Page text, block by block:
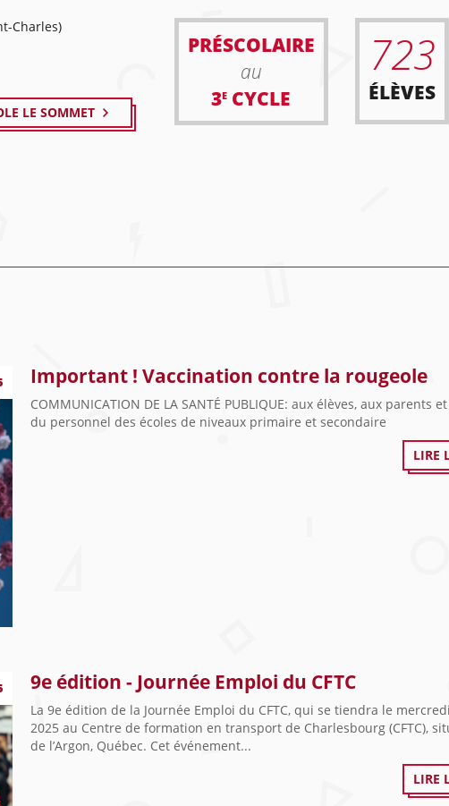
Charles)
LE SOMMET
723
ÉLÈVES
PRÉSCOLAIRE
au
3E CYCLE
Important ! Vaccination contre la rougeole
COMMUNICATION DE LA SANTÉ PUBLIQUE: aux élèves, aux parents
du personnel des écoles de niveaux primaire et secondaire
LIRE
9e édition - Journée Emploi du CFTC
La 9e édition de la Journée Emploi du CFTC, qui se tiendra le
2025 au Centre de formation en transport de Charlesbourg (CFTC),
de l’Argon, Québec. Cet événement...
LIRE